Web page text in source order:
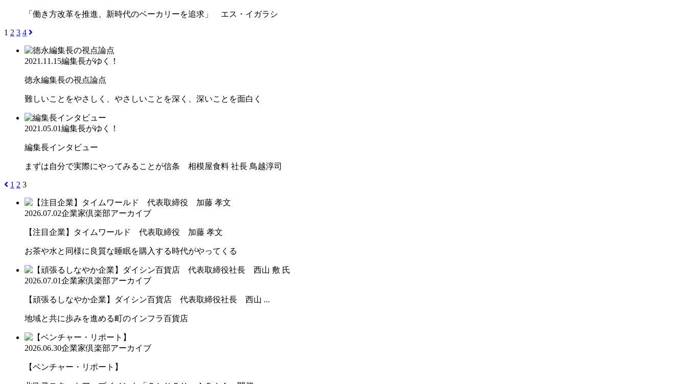
「働き方改革を推進、新時代のベーカリーを追求」 エス・イガラシ
1 2 3 4
2021.11.15編集長がゆく！
徳永編集長の視点論点
難しいことをやさしく、やさしいことを深く、深いことを面白く
2021.05.01編集長がゆく！
編集長インタビュー
まずは自分で実際にやってみることが信条 相模屋食料 社長 鳥越淳司
1 2 3
2026.07.02企業家倶楽部アーカイブ
【注目企業】タイムワールド 代表取締役 加藤 孝文
お茶や水と同様に良質な睡眠を購入する時代がやってくる
2026.07.01企業家倶楽部アーカイブ
【頑張るしなやか企業】ダイシン百貨店 代表取締役社長 西山 ...
地域と共に歩みを進める町のインフラ百貨店
2026.06.30企業家倶楽部アーカイブ
【ベンチャー・リポート】